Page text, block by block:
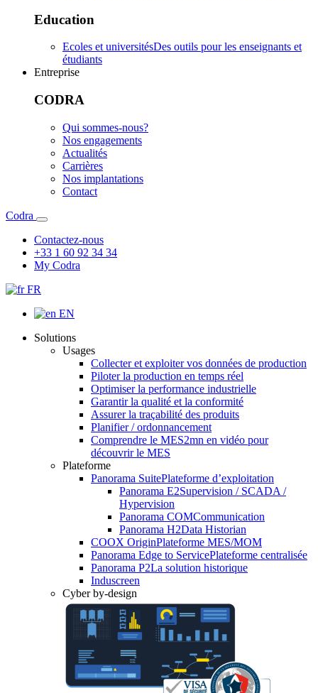
Education
Ecoles et universitésDes outils pour les enseignants et
étudiants
Entreprise
CODRA
Qui sommes-nous?
Nos engagements
Actualités
Carrières
Nos implantations
Contact
Codra
Contactez-nous
+33 1 60 92 34 34
My Codra
FR
EN
Solutions
Usages
Collecter et exploiter vos données de production
Piloter la production en temps réel
Optimiser la performance industrielle
Garantir la qualité et la conformité
Assurer la traçabilité des produits
Planifier / ordonnancement
Comprendre le MES2mn en vidéo pour
découvrir le MES
Plateforme
Panorama SuitePlateforme d’exploitation
Panorama E2Supervision / SCADA /
Hypervision
Panorama COMCommunication
Panorama H2Data Historian
COOX OriginPlateforme MES/MOM
Panorama Edge to ServicePlateforme centralisée
Panorama P2La solution historique
Induscreen
Cyber by-design